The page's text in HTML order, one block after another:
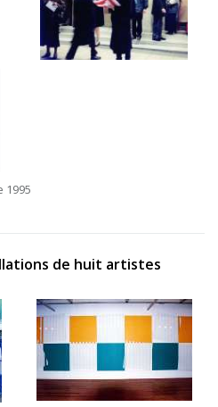
1995
de huit artistes